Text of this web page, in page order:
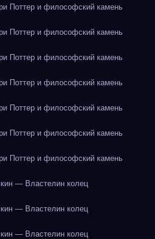
Поттер и философский камень
Поттер и философский камень
Поттер и философский камень
Поттер и философский камень
Поттер и философский камень
Поттер и философский камень
Поттер и философский камень
— Властелин колец
— Властелин колец
— Властелин колец